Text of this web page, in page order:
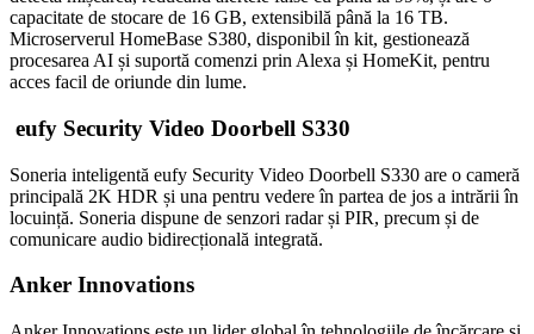
capacitate de stocare de 16 GB, extensibilă până la 16 TB.
Microserverul HomeBase S380, disponibil în kit, gestionează
procesarea AI și suportă comenzi prin Alexa și HomeKit, pentru
acces facil de oriunde din lume.
eufy Security Video Doorbell S330
Soneria inteligentă eufy Security Video Doorbell S330 are o cameră
principală 2K HDR și una pentru vedere în partea de jos a intrării în
locuință. Soneria dispune de senzori radar și PIR, precum și de
comunicare audio bidirecțională integrată.
Anker Innovations